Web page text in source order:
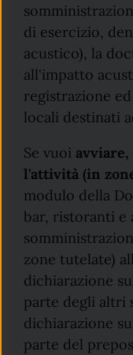
di esercizio,
acustico), la
all'impatto
registrazione
locali destinati
Se vuoi
l'attività (in
modulo della
bar, ristoranti e
zone tutelate)
dichiarazione
parte degli altri
dichiarazione
parte del